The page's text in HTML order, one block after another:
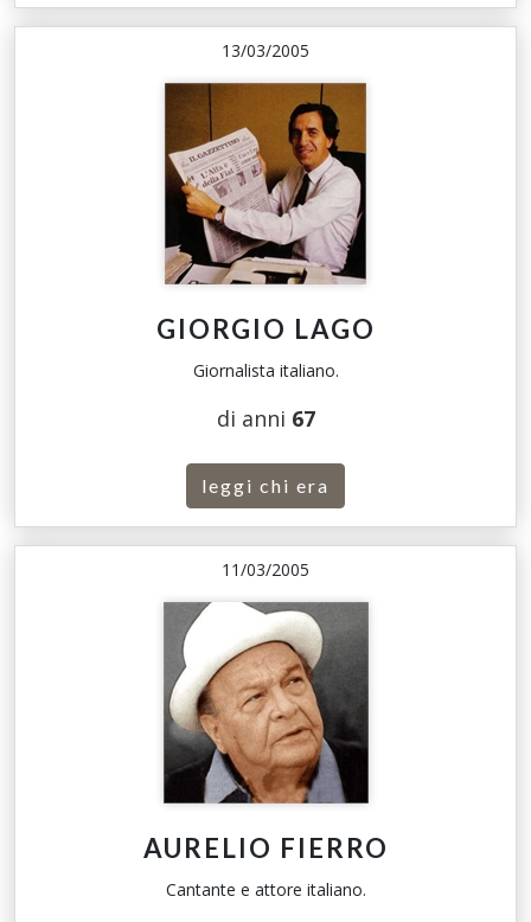
13/03/2005
GIORGIO LAGO
Giornalista italiano.
di anni 67
leggi chi era
11/03/2005
AURELIO FIERRO
Cantante e attore italiano.